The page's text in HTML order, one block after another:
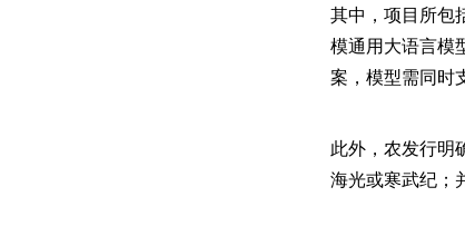
其中，项目所包
模通用大语言模
案，模型需同时
此外，农发行明
海光或寒武纪；